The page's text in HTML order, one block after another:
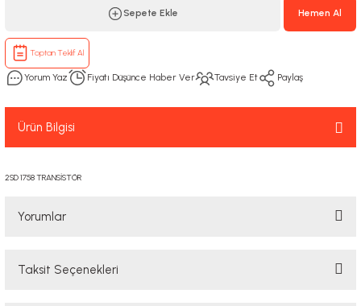
Sepete Ekle Hemen Al
Toptan Teklif Al
Yorum Yaz Fiyatı Düşünce Haber Ver Tavsiye Et Paylaş
Ürün Bilgisi
2SD 1758 TRANSİSTÖR
Yorumlar
Taksit Seçenekleri